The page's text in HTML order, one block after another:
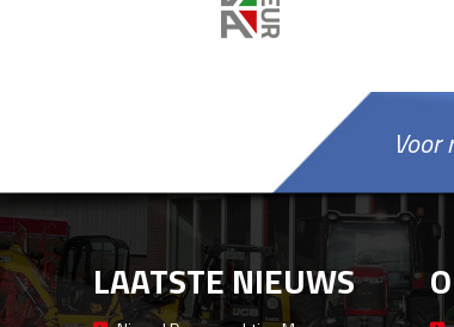
Voor
LAATSTE NIEUWS